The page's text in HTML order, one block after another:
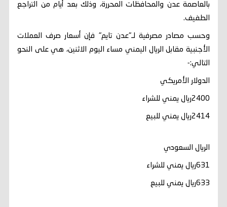
بالعاصمة عدن والمحافظات المحررة، وذلك بعد أيام من التراجع
الطفيف.
وحسب مصادر مصرفية لـ"عدن تايم" فإن أسعار صرف العملات
الأجنبية مقابل الريال اليمني مساء اليوم الاثنين، هي على النحو
التالي:-
الدولار الأمريكي
2400ريال يمني للشراء
2414ريال يمني للبيع
الريال السعودي
631ريال يمني للشراء
633ريال يمني للبيع